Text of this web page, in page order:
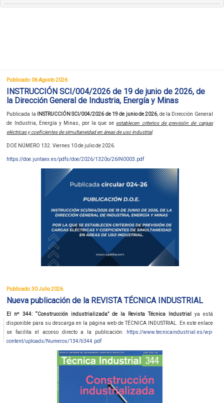
Publicado: 06 Agosto 2026
INSTRUCCIÓN SCI/004/2026 de 19 de junio de 2026, de
la Dirección General de Industria, Energía y Minas
Publicada la INSTRUCCIÓN SCI/004/2026 de 19 de junio de 2026, de la Dirección General
de Industria, Energía y Minas, por la que se establecen criterios de previsión de cargas
eléctricas y coeficientes de simultaneidad en áreas de uso industrial.
DOE NÚMERO 132. Viernes 10 de julio de 2026.
https://doe.juntaex.es/pdfs/doe/2026/1320o/26IN0003.pdf
Publicado: 30 Julio 2026
Nueva publicación de la REVISTA TÉCNICA INDUSTRIAL
El nº 344: “Construcción industrializada” de la Revista Técnica Industrial
ya está
disponible para su descarga en la página web de TÉCNICA INDUSTRIAL. En este enlace
se facilita el acceso directo a la publicación:
https://www.tecnicaindustrial.es/wp-
content/uploads/Numeros/134/ti344.pdf